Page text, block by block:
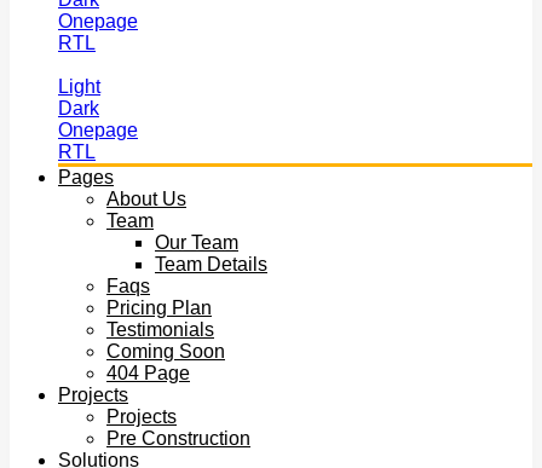
Light
Dark
Onepage
RTL
Pages
About Us
Team
Our Team
Team Details
Faqs
Pricing Plan
Testimonials
Coming Soon
404 Page
Projects
Projects
Pre Construction
Solutions
Solutions
Chemical Engineering
Mining Engineering